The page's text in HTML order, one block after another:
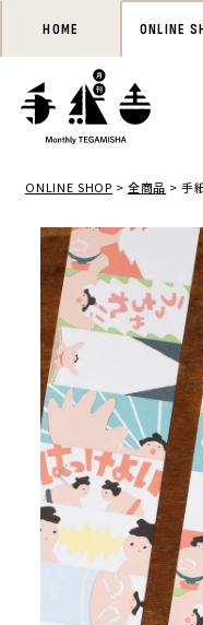
HOME ONLINE
ONLINE SHOP 全商品 手